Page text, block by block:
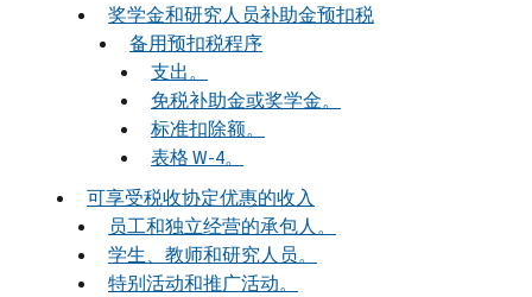
奖学金和研究人员补助金预扣税
备用预扣税程序
支出。
免税补助金或奖学金。
标准扣除额。
表格 W-4。
可享受税收协定优惠的收入
员工和独立经营的承包人。
学生、教师和研究人员。
特别活动和推广活动。